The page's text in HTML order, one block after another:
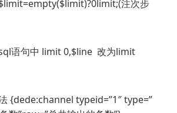
注次步
语句中 limit 0,$line 改为limit
{dede:channel typeid=”1″ type=”